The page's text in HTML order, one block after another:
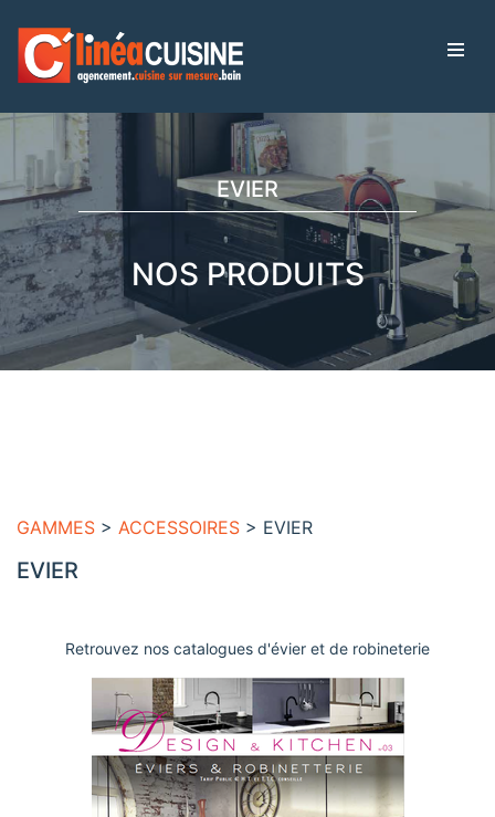
EVIER
NOS PRODUITS
GAMMES > ACCESSOIRES > EVIER
EVIER
Retrouvez nos catalogues d'évier et de robineterie